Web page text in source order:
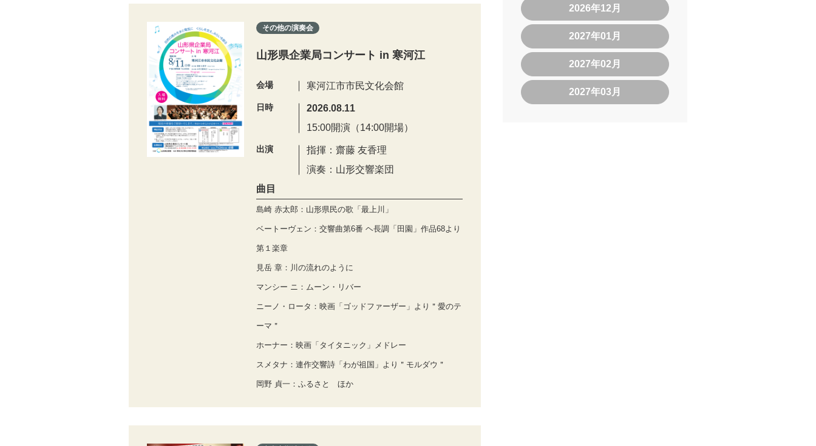
その他の演奏会
山形県企業局コンサート in 寒河江
会場 寒河江市市民文化会館
日時
2026.08.11
15:00開演（14:00開場）
出演
指揮：齋藤 友香理
演奏：山形交響楽団
曲目
島崎 赤太郎：山形県民の歌「最上川」
ベートーヴェン：交響曲第6番 ヘ長調「田園」作品68より
第１楽章
見岳 章：川の流れのように
マンシー ニ：ムーン・リバー
ニーノ・ロータ：映画「ゴッドファーザー」より＂愛のテ
ーマ＂
ホーナー：映画「タイタニック」メドレー
スメタナ：連作交響詩「わが祖国」より＂モルダウ＂
岡野 貞一：ふるさと ほか
2026年12月
2027年01月
2027年02月
2027年03月